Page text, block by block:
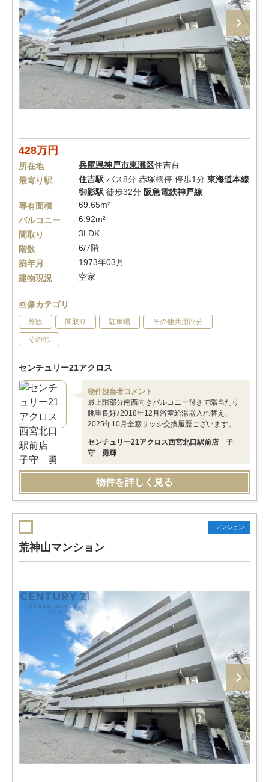
428万円
所在地 兵庫県神戸市東灘区住吉台
最寄り駅
住吉駅 バス8分 赤塚橋停 停歩1分 東海道本線
御影駅 徒歩32分 阪急電鉄神戸線
専有面積
69.65m²
バルコニー
6.92m²
間取り
3LDK
階数
6/7階
築年月
1973年03月
建物現況
空家
画像カテゴリ
外観 間取り 駐車場 その他共用部分
その他
センチュリー21アクロス
物件担当者コメント
最上階部分南西向きバルコニー付きで陽当たり
眺望良好♪2018年12月浴室給湯器入れ替え、
2025年10月全窓サッシ交換履歴ございます。
センチュリー21アクロス西宮北口駅前店 子
守 勇輝
物件を詳しく見る
マンション
荒神山マンション